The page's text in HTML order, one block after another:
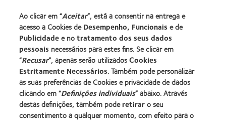
Procurar um centro
Lentes de contacto e a visão
Novo utilizador
Utilizador experiente
Blog
Sobre a CooperVision
Ao clicar em “Aceitar”, está a consentir na entrega e
acesso a Cookies deDesempenho, Funcionaise de
Publicidadee notratamento dos seus dados
pessoais necessários para estes fins. Se clicar em
“Recusar”, apenas serão utilizadosCookies
Estritamente Necessários. Também pode personalizar
as suas preferências de Cookies e privacidade de dados
clicando em “Definições individuais” abaixo. Através
destas definições, também poderetiraro seu
consentimento a qualquer momento, com efeito para o